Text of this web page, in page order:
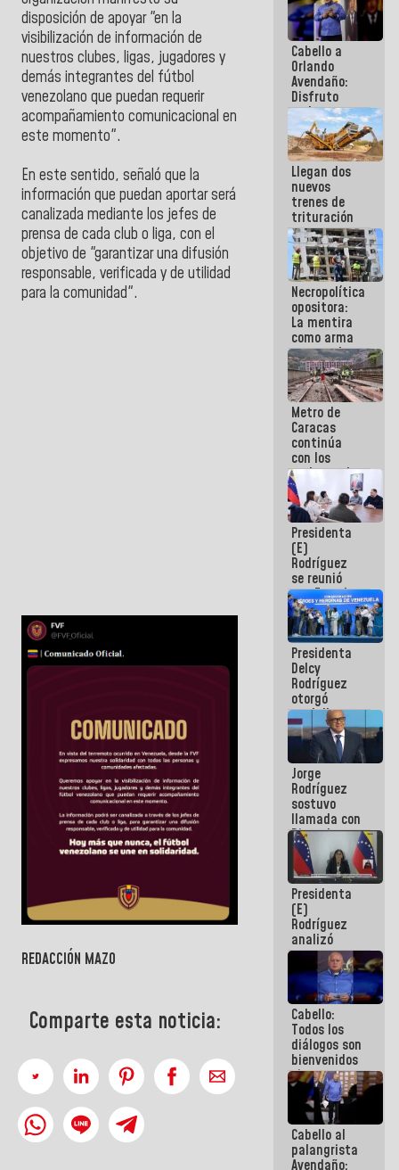
disposición de apoyar "en la
visibilización de información de
nuestros clubes, ligas, jugadores y
demás integrantes del fútbol
venezolano que puedan requerir
acompañamiento comunicacional en
este momento".
En este sentido, señaló que la
información que puedan aportar será
canalizada mediante los jefes de
prensa de cada club o liga, con el
objetivo de "garantizar una difusión
responsable, verificada y de utilidad
para la comunidad".
REDACCIÓN MAZO
Comparte esta noticia:
Cabello a
Orlando
Avendaño:
Disfruto
cada vez
que escribes
porque lo
que haces
es
embarrarla
Llegan dos
nuevos
trenes de
trituración
para
optimizar
manejo de
escombros
en La Guaira
Necropolítica
opositora:
La mentira
como arma
contra el
Pueblo
Metro de
Caracas
continúa
con los
trabajos de
mantenimiento
e inspección
en la Línea 2
Presidenta
(E)
Rodríguez
se reunió
con Estado
Mayor
Eléctrico
para
abordar
planes de
acción
Presidenta
Delcy
Rodríguez
otorgó
medalla
"Héroe de
Venezuela"
a servidores
públicos
Jorge
Rodríguez
sostuvo
llamada con
Dinorah
Figuera y
acuerdan
primer
encuentro
presencial
para el
diálogo
Presidenta
(E)
Rodríguez
analizó
junto a
gobernadores
planes de
recuperación
del Sistema
Eléctrico
Nacional
Cabello:
Todos los
diálogos son
bienvenidos
siempre que
estén en el
marco de la
Constitución
de la
República
Cabello al
palangrista
Avendaño: